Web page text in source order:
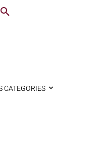
CATEGORIES